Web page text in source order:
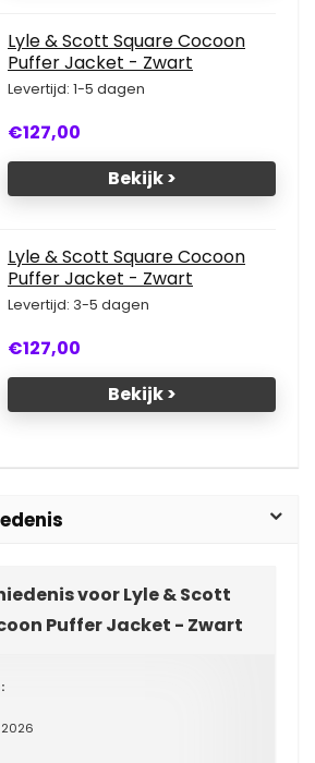
Lyle & Scott Square Cocoon
Puffer Jacket - Zwart
Levertijd: 1-5 dagen
€127,00
Bekijk >
Lyle & Scott Square Cocoon
Puffer Jacket - Zwart
Levertijd: 3-5 dagen
€127,00
Bekijk >
voor Lyle & Scott
Puffer Jacket - Zwart